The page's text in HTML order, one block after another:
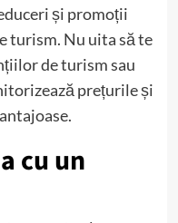
și promoții
turism. Nu uita să te
de turism sau
prețurile și
cu un